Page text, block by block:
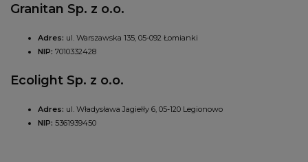
Granitan Sp. z o.o.
Adres: ul. Warszawska 135, 05-092 Łomianki
NIP: 7010332428
Ecolight Sp. z o.o.
Adres: ul. Władysława Jagiełły 6, 05-120 Legionowo
NIP: 5361939450